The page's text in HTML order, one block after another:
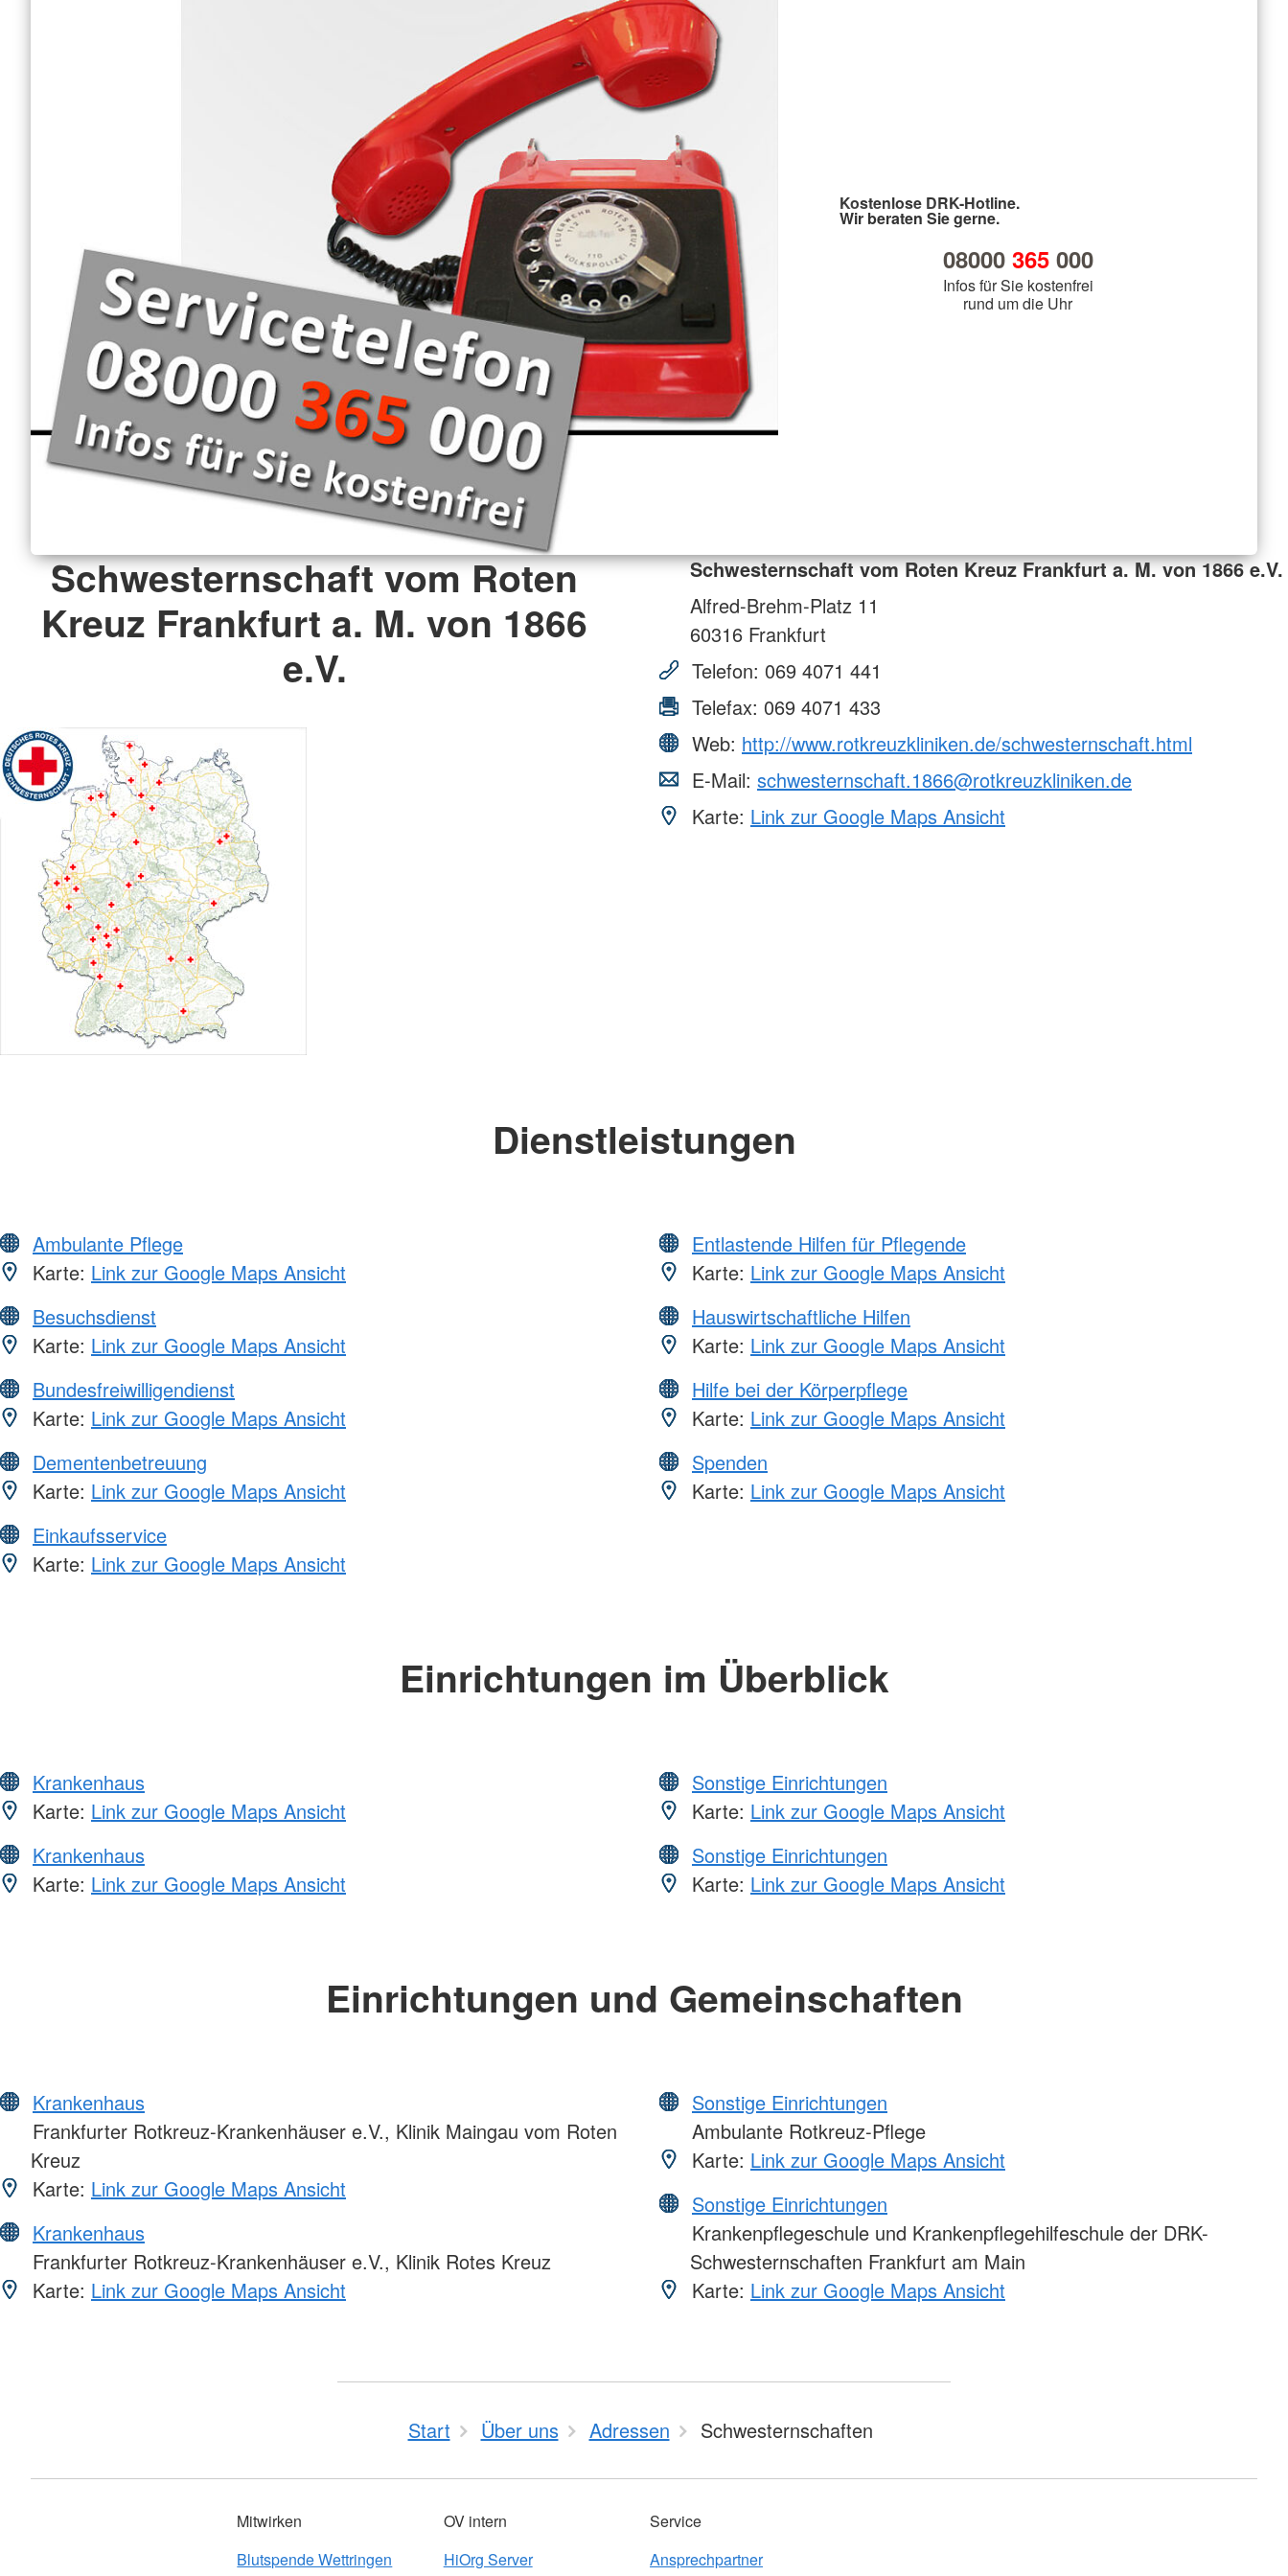
Kostenlose DRK-Hotline.
Wir beraten Sie gerne.
08000 365000
Infos für Sie kostenfrei
rund um die Uhr
Schwesternschaft vom Roten
Kreuz Frankfurt a. M. von 1866
e.V.
Schwesternschaft vom Roten Kreuz Frankfurt a. M. von 1866 e.V.
Alfred-Brehm-Platz 11
60316 Frankfurt
Telefon: 069 4071 441
Telefax: 069 4071 433
Web: http://www.rotkreuzkliniken.de/schwesternschaft.html
E-Mail: schwesternschaft.1866@rotkreuzkliniken.de
Karte: Link zur Google Maps Ansicht
Dienstleistungen
Ambulante Pflege
Karte: Link zur Google Maps Ansicht
Besuchsdienst
Karte: Link zur Google Maps Ansicht
Bundesfreiwilligendienst
Karte: Link zur Google Maps Ansicht
Dementenbetreuung
Karte: Link zur Google Maps Ansicht
Einkaufsservice
Karte: Link zur Google Maps Ansicht
Entlastende Hilfen für Pflegende
Karte: Link zur Google Maps Ansicht
Hauswirtschaftliche Hilfen
Karte: Link zur Google Maps Ansicht
Hilfe bei der Körperpflege
Karte: Link zur Google Maps Ansicht
Spenden
Karte: Link zur Google Maps Ansicht
Einrichtungen im Überblick
Krankenhaus
Karte: Link zur Google Maps Ansicht
Krankenhaus
Karte: Link zur Google Maps Ansicht
Sonstige Einrichtungen
Karte: Link zur Google Maps Ansicht
Sonstige Einrichtungen
Karte: Link zur Google Maps Ansicht
Einrichtungen und Gemeinschaften
Krankenhaus
Frankfurter Rotkreuz-Krankenhäuser e.V., Klinik Maingau vom Roten
Kreuz
Karte: Link zur Google Maps Ansicht
Krankenhaus
Frankfurter Rotkreuz-Krankenhäuser e.V., Klinik Rotes Kreuz
Karte: Link zur Google Maps Ansicht
Sonstige Einrichtungen
Ambulante Rotkreuz-Pflege
Karte: Link zur Google Maps Ansicht
Sonstige Einrichtungen
Krankenpflegeschule und Krankenpflegehilfeschule der DRK-
Schwesternschaften Frankfurt am Main
Karte: Link zur Google Maps Ansicht
Start Über uns Adressen Schwesternschaften
Mitwirken
Blutspende Wettringen
OV intern
HiOrg Server
Service
Ansprechpartner